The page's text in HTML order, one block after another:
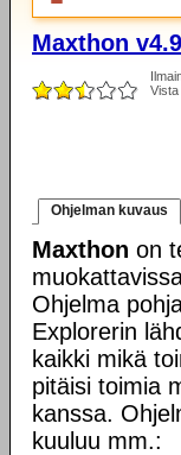
Maxthon
Vista
Ohjelman kuvaus
Maxthon on
Ohjelma
Explorerin
kaikki mikä
pitäisi toimia
kanssa.
kuuluu mm.: